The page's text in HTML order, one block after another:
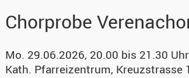
Chorprobe
Mo. 29.06.2026, 20.00 bis 21.30 Uhr
Kath. Pfarreizentrum, Kreuzstrasse